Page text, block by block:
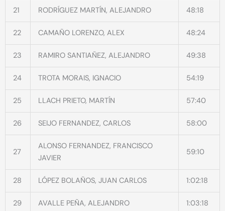
21 RODRÍGUEZ MARTÍN, ALEJANDRO 48:18
22 CAMAÑO LORENZO, ALEX 48:24
23 RAMIRO SANTIAÑEZ, ALEJANDRO 49:38
24 TROTA MORAIS, IGNACIO 54:19
25 LLACH PRIETO, MARTÍN 57:40
26 SEIJO FERNANDEZ, CARLOS 58:00
27
ALONSO FERNANDEZ, FRANCISCO
JAVIER
59:10
28 LÓPEZ BOLAÑOS, JUAN CARLOS 1:02:18
29 AVALLE PEÑA, ALEJANDRO 1:03:18